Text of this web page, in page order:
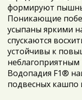
формируют
Поникающие
усыпаны яркими
спускаются
устойчивы к
Водопадия F1®
подвесных кашпо